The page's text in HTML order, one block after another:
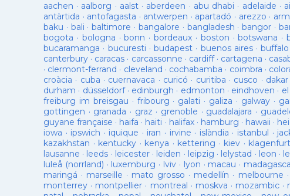
aachen · aalborg · aalst· aberdeen · abu dhabi · adelaide ·
antàrtida · antofagasta · antwerpen · apartadó · arezzo ·
baku · bali ·baltimore · bangalore · bangladesh ·bangor ·
bogota · bologna ·bonn ·bordeaux · boston ·botswana ·
bucaramanga · bucuresti · budapest · buenos aires·buffalo
canterbury · caracas · carcassonne · cardiff· cartagena ·
· clermont-ferrand · cleveland · cochabamba · coimbra ·
croàcia · cuba · cuernavaca · curicó · curitiba · cusco · dakar
durham · düsseldorf· edinburgh · edmonton · eindhoven ·
freiburg im breisgau · fribourg · galati · galiza · galway·
gottingen · granada · graz · grenoble · guadalajara ·
guyane française · haifa · haiti · halifax· hamburg · hawaii ·
iowa · ipswich · iquique · iran · irvine · islàndia · istanbul ·
kazakhstan · kentucky · kenya · kettering · kiev · klagenfurt
lausanne · leeds · leicester· leiden · leipzig · lelystad · leon ·
luleå (norrland) · luxemburg · lviv · lyon · macau ·
maringá · marseille · mato grosso · medellín · melbourne ·
monterrey · montpellier · montreal · moskva · mozambic ·